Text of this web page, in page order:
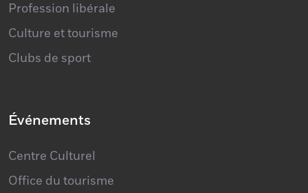
Construction
Profession libérale
Culture et tourisme
Centre Culturel